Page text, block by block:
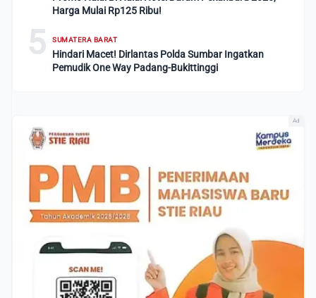
Harga Mulai Rp125 Ribu!
5 SUMATERA BARAT
Hindari Macet! Dirlantas Polda Sumbar Ingatkan
Pemudik One Way Padang-Bukittinggi
Ad